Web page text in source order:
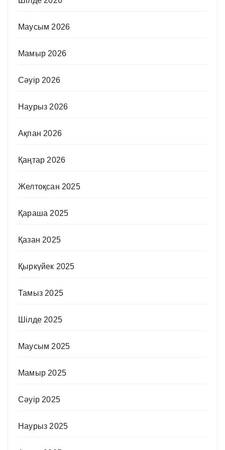
Маусым 2026
Мамыр 2026
Сәуір 2026
Наурыз 2026
Ақпан 2026
Қаңтар 2026
Желтоқсан 2025
Қараша 2025
Қазан 2025
Қыркүйек 2025
Тамыз 2025
Шілде 2025
Маусым 2025
Мамыр 2025
Сәуір 2025
Наурыз 2025